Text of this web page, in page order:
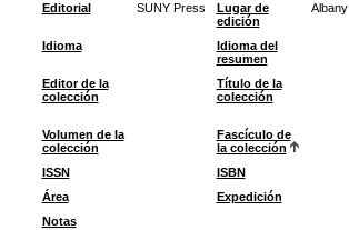
Editorial
SUNY Press
Lugar de
edición
Albany
Idioma
Idioma del
resumen
Editor de la
colección
Título de la
colección
Volumen de la
colección
Fascículo de
la colección
ISSN
ISBN
Área
Expedición
Notas